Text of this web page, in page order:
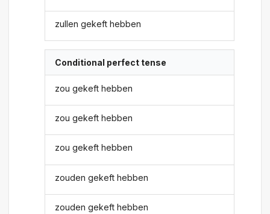
zullen gekeft hebben
Conditional perfect tense
zou gekeft hebben
zou gekeft hebben
zou gekeft hebben
zouden gekeft hebben
zouden gekeft hebben